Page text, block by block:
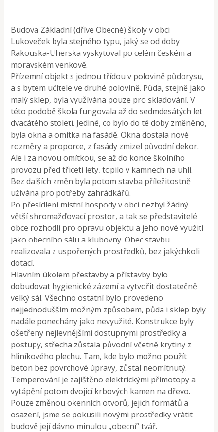
Budova Základní (dříve Obecné) školy v obci
Lukoveček byla stejného typu, jaký se od doby
Rakouska-Uherska vyskytoval po celém českém a
moravském venkově.
Přízemní objekt s jednou třídou v polovině půdorysu,
a s bytem učitele ve druhé polovině. Půda, stejně jako
malý sklep, byla využívána pouze pro skladování. V
této podobě škola fungovala až do sedmdesátých let
dvacátého století. Jediné, co bylo do té doby změněno,
byla okna a omítka na fasádě. Okna dostala nové
rozměry a proporce, z fasády zmizel původní dekor.
Ale i za novou omítkou, se až do konce školního
provozu před třiceti lety, topilo v kamnech na uhlí.
Bez dalších změn byla potom stavba příležitostně
užívána pro potřeby zahrádkářů.
Po přesídlení místní hospody v obci nezbyl žádný
větší shromažďovací prostor, a tak se představitelé
obce rozhodli pro opravu objektu a jeho nové využití
jako obecního sálu a klubovny. Obec stavbu
realizovala z uspořených prostředků, bez jakýchkoli
dotací.
Hlavním úkolem přestavby a přístavby bylo
dobudovat hygienické zázemí a vytvořit dostatečně
velký sál. Všechno ostatní bylo provedeno
nejjednodušším možným způsobem, půda i sklep byly
nadále ponechány jako nevyužité. Konstrukce byly
ošetřeny nejlevnějšími dostupnými prostředky a
postupy, střecha zůstala původní včetně krytiny z
hliníkového plechu. Tam, kde bylo možno použít
beton bez povrchové úpravy, zůstal neomítnutý.
Temperování je zajištěno elektrickými přímotopy a
vytápění potom dvojicí krbových kamen na dřevo.
Pouze změnou okenních otvorů, jejich formátů a
osazení, jsme se pokusili novými prostředky vrátit
budově její dávno minulou „obecní“ tvář.